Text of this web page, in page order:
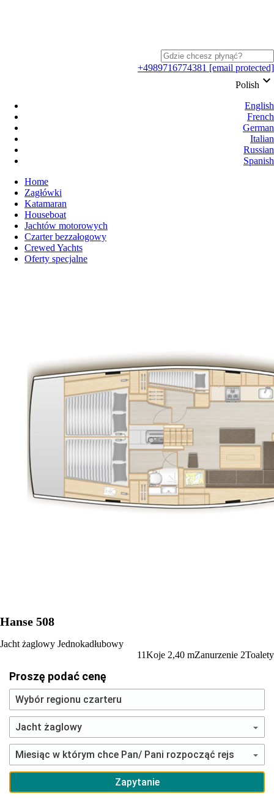
+4989716774381 [email protected]
Polish keyboard_arrow_down
English
French
German
Italian
Russian
Spanish
Home
Zagłówki
Katamaran
Houseboat
Jachtów motorowych
Czarter bezzałogowy
Crewed Yachts
Oferty specjalne
Hanse 508
Jacht żaglowy Jednokadłubowy
11Koje 2,40 mZanurzenie 2Toalety
Proszę podać cenę